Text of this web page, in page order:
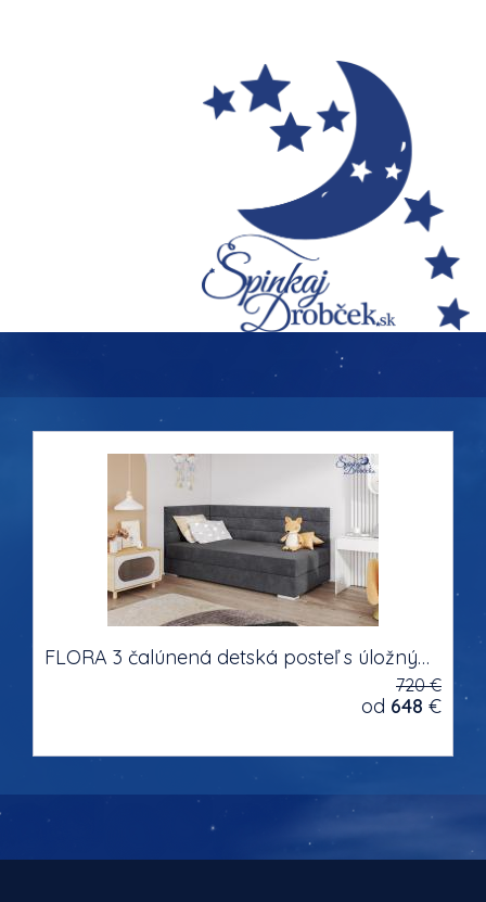
FLORA 3 čalúnená detská posteľ s úložným priestorom na posteľnú bielizeň s otváraním smerom nahor
720 €
od 648 €